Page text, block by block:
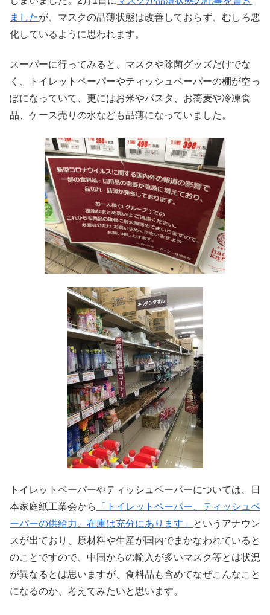
ましたが、マスクの品薄状態は改善しておらず、むしろ悪
化しているように思われます。
スーパーに行ってみると、マスクや除菌グッズだけでな
く、トイレットペーパーやティッシュペーパーの棚が空っ
ぽになっていて、更にはお米やパスタ、お蕎麦や冷凍食
品、ケース売りの水なども品薄になっていました。
トイレットペーパーやティッシュペーパーについては、日
本家庭紙工業会から
「トイレットペーパー、ティッシュペ
ーパーの供給力、在庫は充分にあります」
というアナウン
スが出ており、原材料や生産が国内でまかなわれていると
のことですので、中国からの輸入が多いマスク等とは状況
が異なるとは思いますが、食料品も含めてなぜこんなこと
になるのか、考えてみたいと思います。